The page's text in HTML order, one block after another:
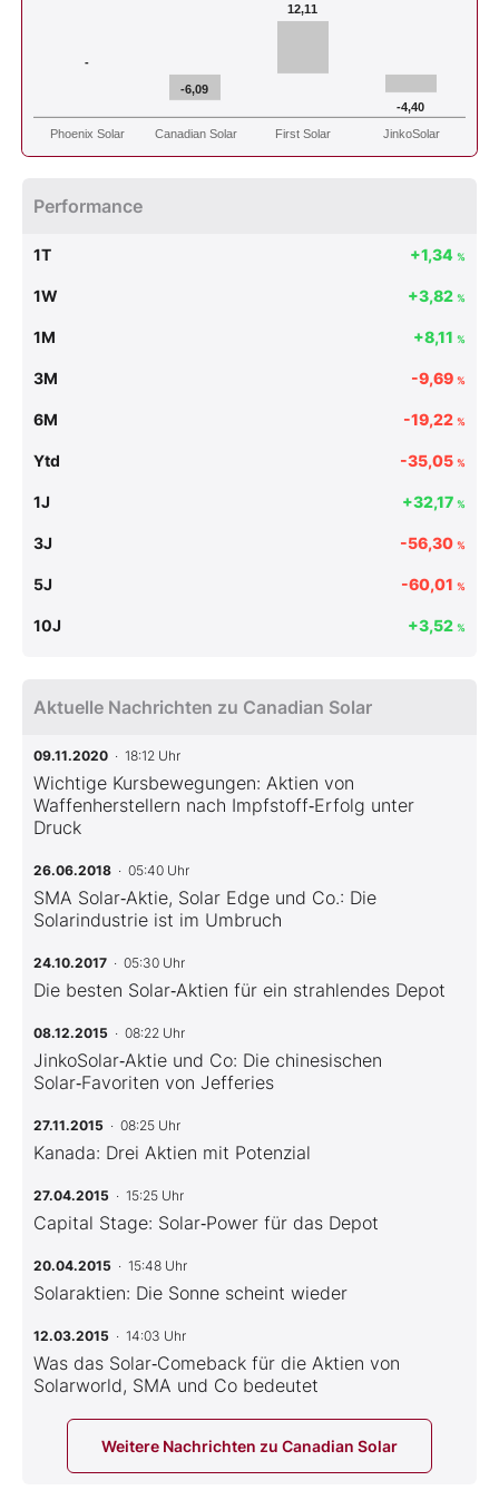
-
-6,09
12,11
-4,40
Phoenix Solar Canadian Solar First Solar JinkoSolar
Performance
1T +1,34 %
1W +3,82 %
1M +8,11 %
3M -9,69 %
6M -19,22 %
Ytd -35,05 %
1J +32,17 %
3J -56,30 %
5J -60,01 %
10J +3,52 %
Aktuelle Nachrichten zu Canadian Solar
09.11.2020 · 18:12 Uhr
Wichtige Kursbewegungen: Aktien von
Waffenherstellern nach Impfstoff‑Erfolg unter
Druck
26.06.2018 · 05:40 Uhr
SMA Solar‑Aktie, Solar Edge und Co.: Die
Solarindustrie ist im Umbruch
24.10.2017 · 05:30 Uhr
Die besten Solar‑Aktien für ein strahlendes Depot
08.12.2015 · 08:22 Uhr
JinkoSolar‑Aktie und Co: Die chinesischen
Solar‑Favoriten von Jefferies
27.11.2015 · 08:25 Uhr
Kanada: Drei Aktien mit Potenzial
27.04.2015 · 15:25 Uhr
Capital Stage: Solar‑Power für das Depot
20.04.2015 · 15:48 Uhr
Solaraktien: Die Sonne scheint wieder
12.03.2015 · 14:03 Uhr
Was das Solar‑Comeback für die Aktien von
Solarworld, SMA und Co bedeutet
Weitere Nachrichten zu Canadian Solar